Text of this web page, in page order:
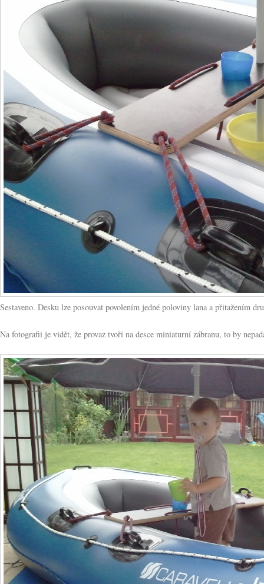
Sestaveno. Desku lze posouvat povolením jedné poloviny lana a přitažením
Na fotografii je vidět, že provaz tvoří na desce miniaturní zábranu, to by